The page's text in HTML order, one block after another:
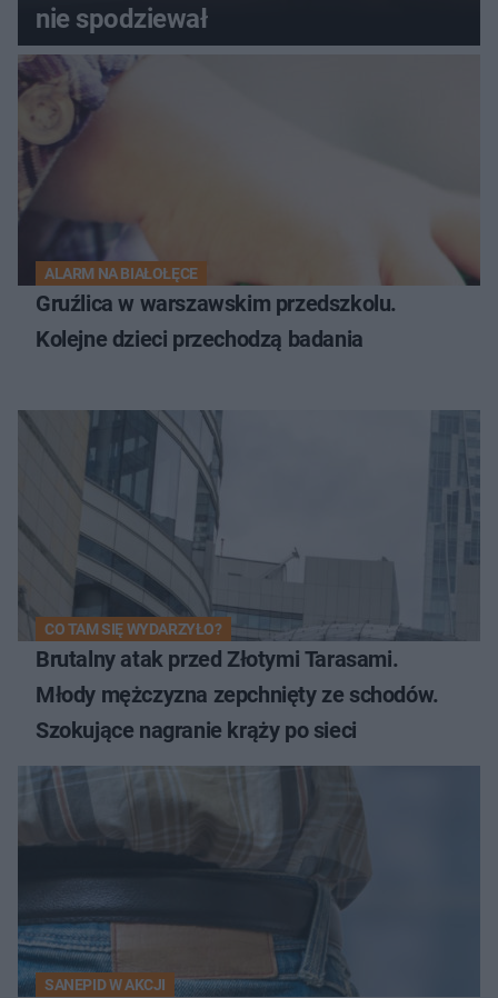
nie spodziewał
ALARM NA BIAŁOŁĘCE
Gruźlica w warszawskim przedszkolu.
Kolejne dzieci przechodzą badania
CO TAM SIĘ WYDARZYŁO?
Brutalny atak przed Złotymi Tarasami.
Młody mężczyzna zepchnięty ze schodów.
Szokujące nagranie krąży po sieci
SANEPID W AKCJI